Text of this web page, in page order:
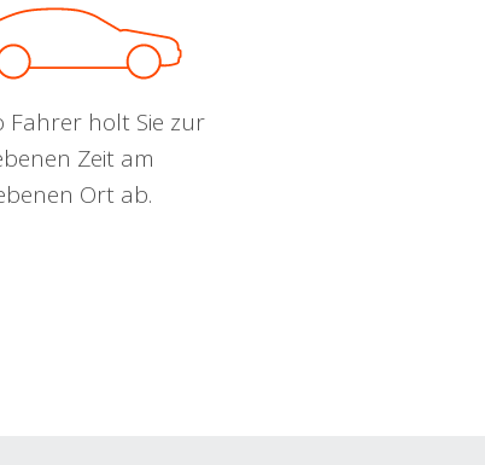
Fahrer holt Sie zur
Zeit am
Ort ab.